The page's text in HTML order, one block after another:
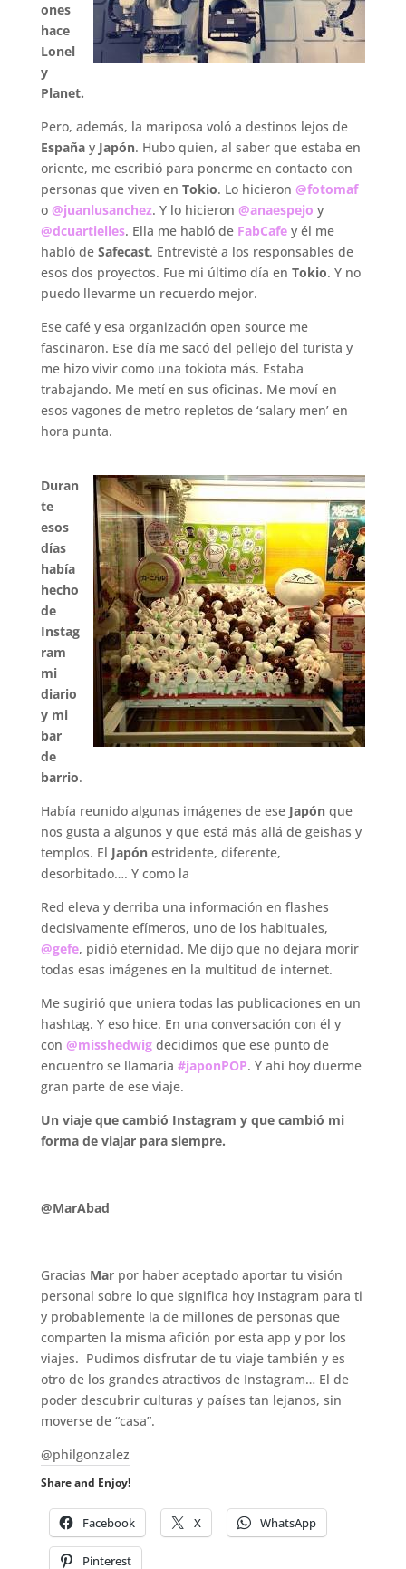
ones
hace
Lonel
y
Planet.
Pero, además, la mariposa voló a destinos lejos de
Españay Japón. Hubo quien, al saber que estaba en
oriente, me escribió para ponerme en contacto con
personas que viven en Tokio. Lo hicieron @fotomaf
o @juanlusanchez. Y lo hicieron @anaespejo y
@dcuartielles. Ella me habló de FabCafey él me
habló de Safecast. Entrevisté a los responsables de
esos dos proyectos. Fue mi último día en Tokio. Y no
puedo llevarme un recuerdo mejor.
Ese café y esa organización open source me
fascinaron. Ese día me sacó del pellejo del turista y
me hizo vivir como una tokiota más. Estaba
trabajando. Me metí en sus oficinas. Me moví en
esos vagones de metro repletos de ‘salary men’ en
hora punta.
Duran
te
esos
días
había
hecho
de
Instag
ram
mi
diario
y mi
bar
de
barrio.
Había reunido algunas imágenes de ese Japónque
nos gusta a algunos y que está más allá de geishas y
templos. El Japónestridente, diferente,
desorbitado…. Y como la
Red eleva y derriba una información en flashes
decisivamente efímeros, uno de los habituales,
@gefe, pidió eternidad. Me dijo que no dejara morir
todas esas imágenes en la multitud de internet.
Me sugirió que uniera todas las publicaciones en un
hashtag. Y eso hice. En una conversación con él y
con @misshedwigdecidimos que ese punto de
encuentro se llamaría #japonPOP. Y ahí hoy duerme
gran parte de ese viaje.
Un viaje que cambió Instagram y que cambió mi
forma de viajar para siempre.
@MarAbad
Gracias Marpor haber aceptado aportar tu visión
personal sobre lo que significa hoy Instagram para ti
y probablemente la de millones de personas que
comparten la misma afición por esta app y por los
viajes. Pudimos disfrutar de tu viaje también y es
otro de los grandes atractivos de Instagram… El de
poder descubrir culturas y países tan lejanos, sin
moverse de “casa”.
@philgonzalez
Share and Enjoy!
Facebook X WhatsApp
Pinterest